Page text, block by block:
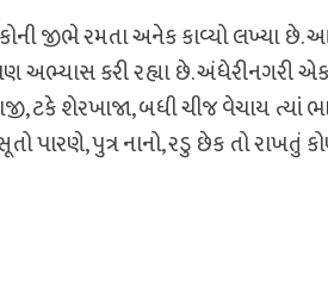
જીભે રમતા અનેક કાવ્યો લખ્યા છે.
અભ્યાસ કરી રહ્યા છે. અંધેરીનગરી
ટકે શેરખાજા, બધી ચીજ વેચાય ત્યાં
પારણે, પુત્ર નાનો, રડુ છેક તો રાખતું